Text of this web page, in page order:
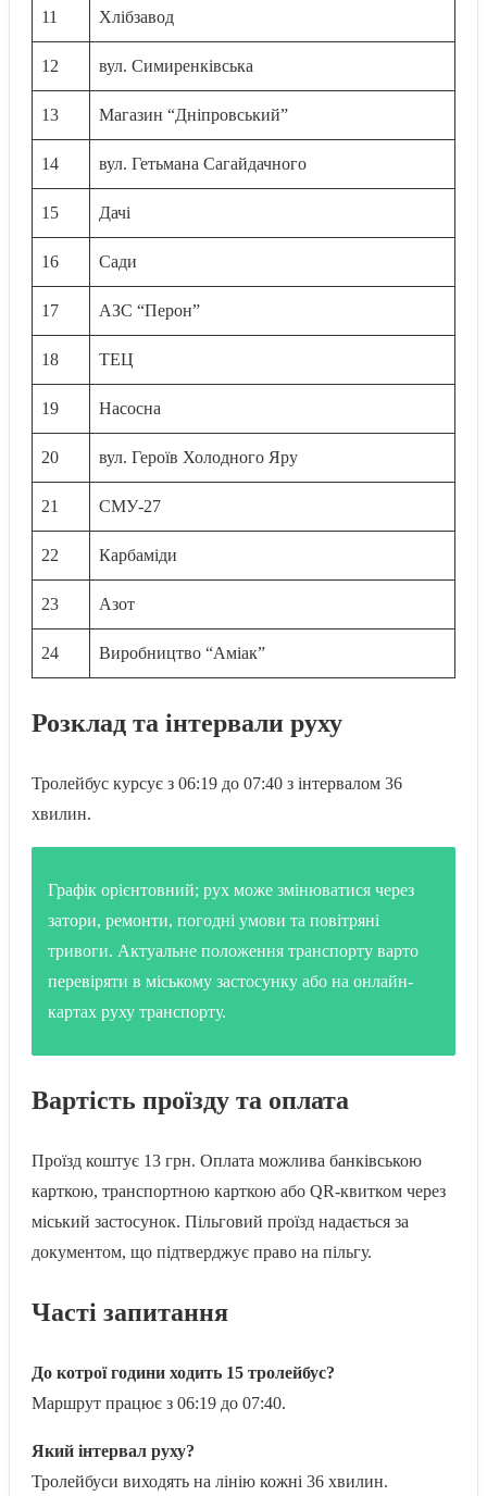
11 Хлібзавод
12 вул. Симиренківська
13 Магазин “Дніпровський”
14 вул. Гетьмана Сагайдачного
15 Дачі
16 Сади
17 АЗС “Перон”
18 ТЕЦ
19 Насосна
20 вул. Героїв Холодного Яру
21 СМУ-27
22 Карбаміди
23 Азот
24 Виробництво “Аміак”
Розклад та інтервали руху
Тролейбус курсує з 06:19 до 07:40 з інтервалом 36
хвилин.
Графік орієнтовний; рух може змінюватися через
затори, ремонти, погодні умови та повітряні
тривоги. Актуальне положення транспорту варто
перевіряти в міському застосунку або на онлайн-
картах руху транспорту.
Вартість проїзду та оплата
Проїзд коштує 13 грн. Оплата можлива банківською
карткою, транспортною карткою або QR-квитком через
міський застосунок. Пільговий проїзд надається за
документом, що підтверджує право на пільгу.
Часті запитання
До котрої години ходить 15 тролейбус?
Маршрут працює з 06:19 до 07:40.
Який інтервал руху?
Тролейбуси виходять на лінію кожні 36 хвилин.